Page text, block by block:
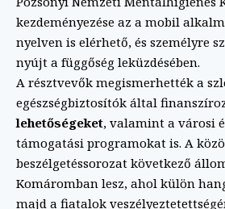
kezdeményezése az a mobil
nyelven is elérhető, és személyre
nyújt a függőség leküzdésében.
A résztvevők megismerhették a
egészségbiztosítók által
lehetőségeket, valamint a városi
támogatási programokat is. A
beszélgetéssorozat következő
Komáromban lesz, ahol külön
majd a fiatalok